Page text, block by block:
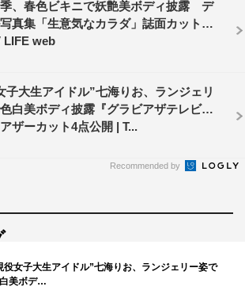
、春色ビキニで妖艶美ボディ披露 デ
真集「生意気なカラダ」誌面カット公
LIFE web
子大生アイドル”七海りお、ランジェリ
白美ボディ披露『グラビアザテレビジ
ザーカット4点公開 | T...
Recommended by
役女子大生アイドル”七海りお、ランジェリー姿で
美ボデ…